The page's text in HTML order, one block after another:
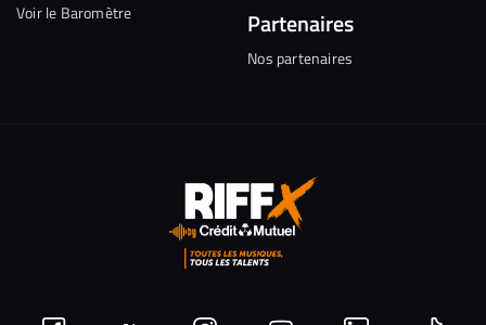
Voir le Baromètre Partenaires
Nos partenaires